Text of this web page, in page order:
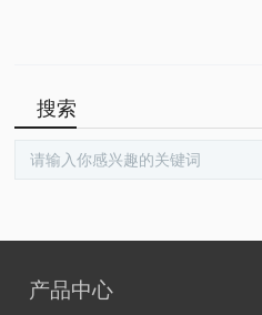
搜索
产品中心